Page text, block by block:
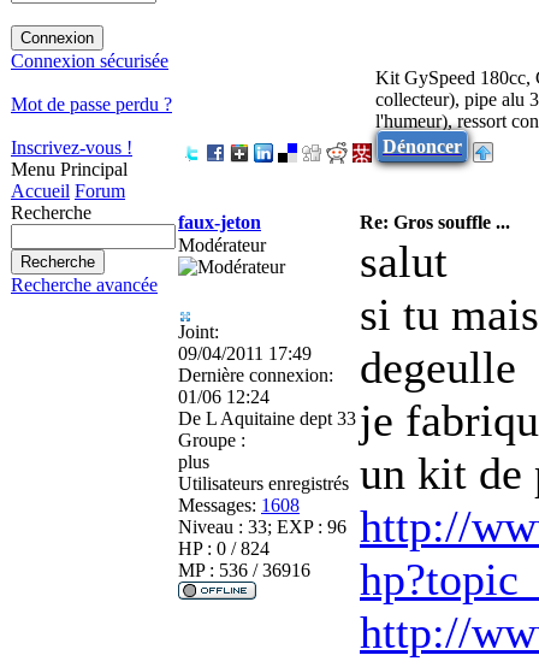
Connexion sécurisée
Mot de passe perdu ?
Inscrivez-vous !
Menu Principal
Accueil Forum
Recherche
Recherche avancée
Kit GySpeed 180cc,
collecteur), pipe alu
l'humeur), ressort
Dénoncer
faux-jeton
Re: Gros souffle ...
Modérateur
Joint:
09/04/2011 17:49
Dernière connexion:
01/06 12:24
De L Aquitaine dept 33
Groupe :
plus
Utilisateurs enregistrés
Messages: 1608
Niveau : 33; EXP : 96
HP : 0 / 824
MP : 536 / 36916
salut
si tu
degeulle
je
un kit de
http://
http://